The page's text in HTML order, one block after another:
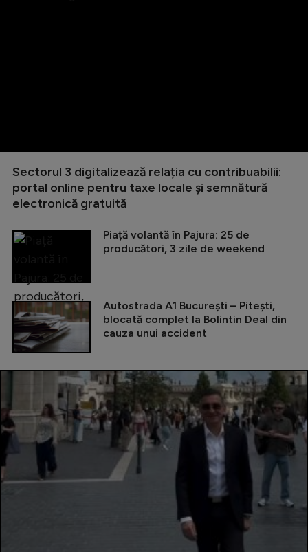
Sectorul 3 digitalizează relația cu contribuabilii:
portal online pentru taxe locale și semnătură
electronică gratuită
Piață volantă în Pajura: 25 de
producători, 3 zile de weekend
Autostrada A1 București – Pitești,
blocată complet la Bolintin Deal din
cauza unui accident